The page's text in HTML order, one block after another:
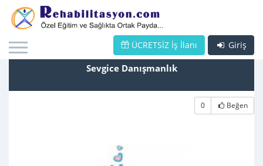
Giriş
ÜCRETSİZ İş İlanı
Sevgice Danışmanlık
0 Beğen